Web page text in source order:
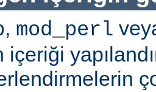
, mod_perl
içeriği